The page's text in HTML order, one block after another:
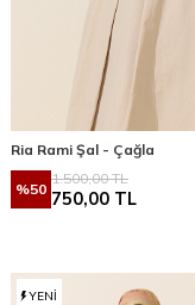
Ria Rami Şal - Çağla
%50
1.500,00TL
750,00 TL
YENI